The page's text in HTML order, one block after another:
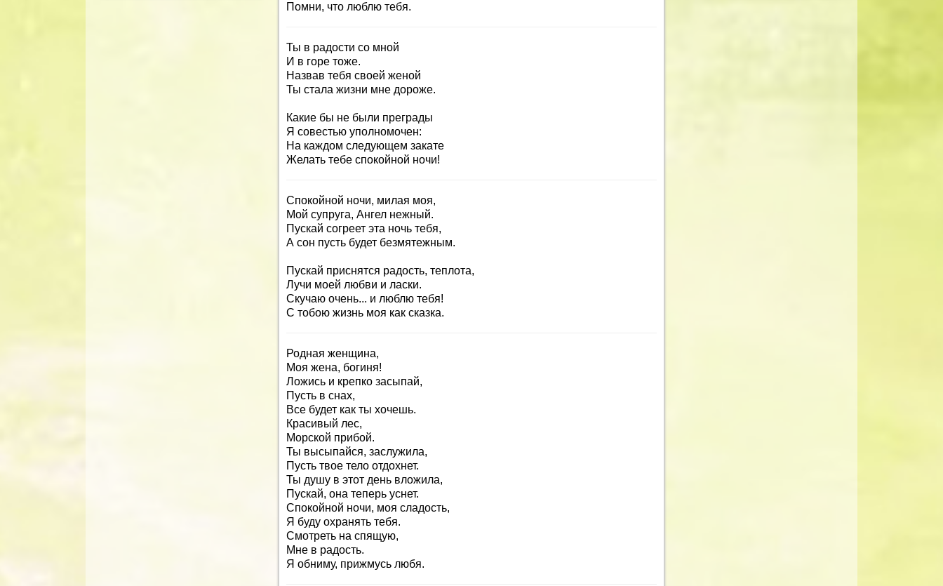
Помни, что люблю тебя.
Ты в радости со мной
И в горе тоже.
Назвав тебя своей женой
Ты стала жизни мне дороже.
Какие бы не были преграды
Я совестью уполномочен:
На каждом следующем закате
Желать тебе спокойной ночи!
Спокойной ночи, милая моя,
Мой супруга, Ангел нежный.
Пускай согреет эта ночь тебя,
А сон пусть будет безмятежным.
Пускай приснятся радость, теплота,
Лучи моей любви и ласки.
Скучаю очень... и люблю тебя!
С тобою жизнь моя как сказка.
Родная женщина,
Моя жена, богиня!
Ложись и крепко засыпай,
Пусть в снах,
Все будет как ты хочешь.
Красивый лес,
Морской прибой.
Ты высыпайся, заслужила,
Пусть твое тело отдохнет.
Ты душу в этот день вложила,
Пускай, она теперь уснет.
Спокойной ночи, моя сладость,
Я буду охранять тебя.
Смотреть на спящую,
Мне в радость.
Я обниму, прижмусь любя.